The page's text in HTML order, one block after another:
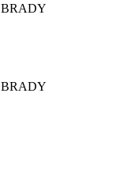
BRADY
BRADY